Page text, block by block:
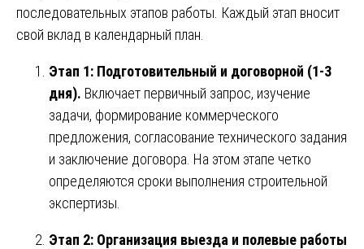
последовательных этапов работы. Каждый этап вносит
свой вклад в календарный план.
Этап 1: Подготовительный и договорной (1-3
дня). Включает первичный запрос, изучение
задачи, формирование коммерческого
предложения, согласование технического задания
и заключение договора. На этом этапе четко
определяются сроки выполнения строительной
экспертизы.
Этап 2: Организация выезда и полевые работы